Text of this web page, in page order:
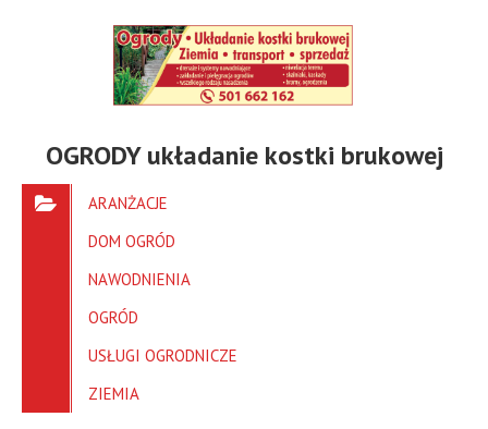
OGRODY układanie kostki brukowej
ARANŻACJE
DOM OGRÓD
NAWODNIENIA
OGRÓD
USŁUGI OGRODNICZE
ZIEMIA